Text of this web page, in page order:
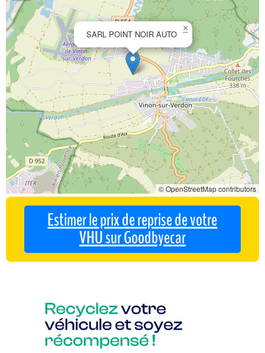
SARL POINT NOIR AUTO
×
© OpenStreetMap contributors
Estimer le prix de reprise de votre
VHU sur Goodbyecar